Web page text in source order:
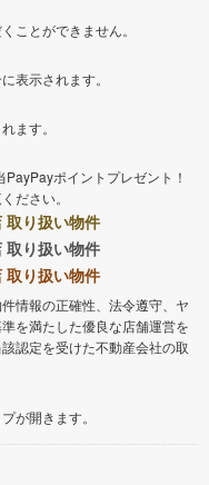
ことができません。
表示されます。
ます。
ポイントプレゼント！
ださい。
取り扱い物件
取り扱い物件
取り扱い物件
情報の正確性、法令遵守、ヤ
を満たした優良な店舗運営を
認定を受けた不動産会社の取
が開きます。